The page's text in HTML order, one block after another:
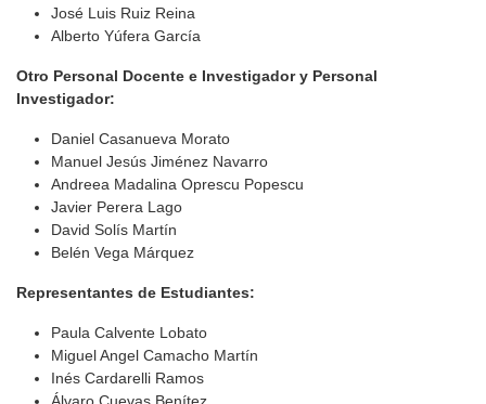
José Luis Ruiz Reina
Alberto Yúfera García
Otro Personal Docente e Investigador y Personal
Investigador:
Daniel Casanueva Morato
Manuel Jesús Jiménez Navarro
Andreea Madalina Oprescu Popescu
Javier Perera Lago
David Solís Martín
Belén Vega Márquez
Representantes de Estudiantes:
Paula Calvente Lobato
Miguel Angel Camacho Martín
Inés Cardarelli Ramos